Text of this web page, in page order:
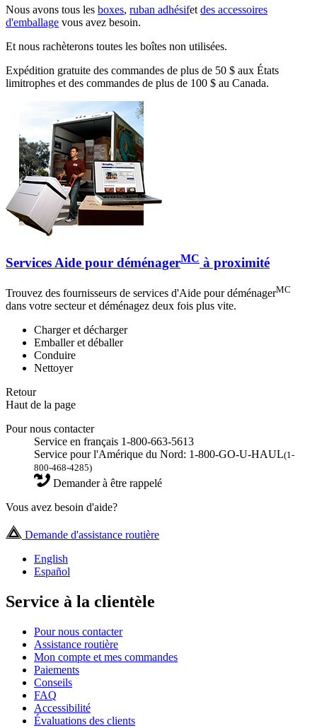
Nous avons tous les boxes, ruban adhésifet des accessoires
d'emballage vous avez besoin.
Et nous rachèterons toutes les boîtes non utilisées.
Expédition gratuite des commandes de plus de 50 $ aux États
limitrophes et des commandes de plus de 100 $ au Canada.
Services Aide pour déménagerMC à proximité
Trouvez des fournisseurs de services d'Aide pour déménagerMC
dans votre secteur et déménagez deux fois plus vite.
Charger et décharger
Emballer et déballer
Conduire
Nettoyer
Retour
Haut de la page
Pour nous contacter
Service en français 1-800-663-5613
Service pour l'Amérique du Nord: 1-800-GO-U-HAUL(1-
800-468-4285)
Demander à être rappelé
Vous avez besoin d'aide?
Demande d'assistance routière
English
Español
Service à la clientèle
Pour nous contacter
Assistance routière
Mon compte et mes commandes
Paiements
Conseils
FAQ
Accessibilité
Évaluations des clients